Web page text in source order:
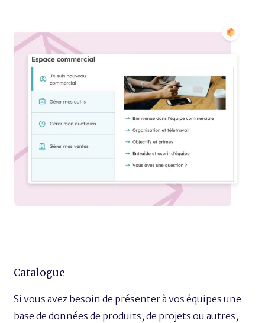
Catalogue
Si vous avez besoin de présenter à vos équipes une
base de données de produits, de projets ou autres,